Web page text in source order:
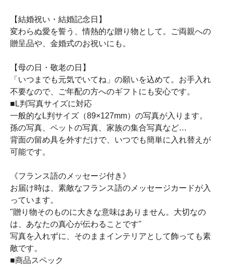
【結婚祝い・結婚記念日】
変わらぬ愛を誓う、情熱的な贈り物として。ご両親への
贈呈品や、金婚式のお祝いにも。
【母の日・敬老の日】
「いつまでも元気でいてね」の願いを込めて。お手入れ
不要なので、ご年配の方へのギフトにも安心です。
■L判写真サイズに対応
一般的なL判サイズ（89×127mm）の写真が入ります。
孫の写真、ペットの写真、家族の集合写真など…
背面の留め具を外すだけで、いつでも簡単に入れ替えが
可能です。
《フランス語のメッセージ付き》
お届け時は、素敵なフランス語のメッセージカードが入
っています。
"贈り物そのものに大きな意味はありません。大切なの
は、あなたの真心が伝わることです"
写真を入れずに、そのままインテリアとして飾っても素
敵です。
■商品スペック